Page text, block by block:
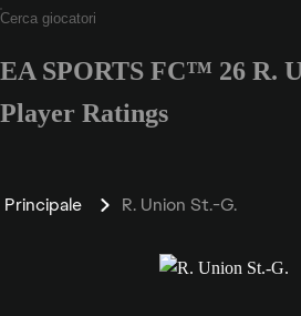
EA SPORTS FC™ 26 R.
Player Ratings
Principale R. Union St.-G.